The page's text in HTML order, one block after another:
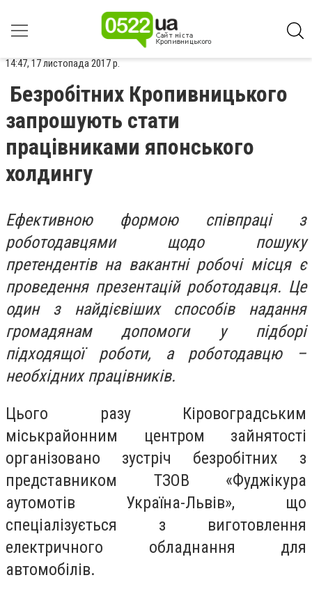
14:47, 17 листопада 2017 р.
Безробітних Кропивницького
запрошують стати
працівниками японського
холдингу
Ефективною формою співпраці з
роботодавцями щодо пошуку
претендентів на вакантні робочі місця є
проведення презентацій роботодавця. Це
один з найдієвіших способів надання
громадянам допомоги у підборі
підходящої роботи, а роботодавцю –
необхідних працівників.
Цього разу Кіровоградським
міськрайонним центром зайнятості
організовано зустріч безробітних з
представником ТЗОВ «Фуджікура
аутомотів Україна-Львів», що
спеціалізується з виготовлення
електричного обладнання для
автомобілів.